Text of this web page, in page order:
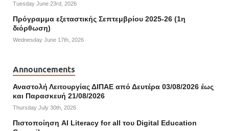
Tuesday June 23rd, 2026
Πρόγραμμα εξεταστικής Σεπτεμβρίου 2025-26 (1η
διόρθωση)
Wednesday June 17th, 2026
Announcements
Αναστολή Λειτουργίας ΔΙΠΑΕ από Δευτέρα 03/08/2026 έως
και Παρασκευή 21/08/2026
Thursday July 30th, 2026
Πιστοποίηση AI Literacy for all του Digital Education